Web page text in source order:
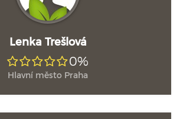
Lenka Trešlová
0%
Hlavní město Praha